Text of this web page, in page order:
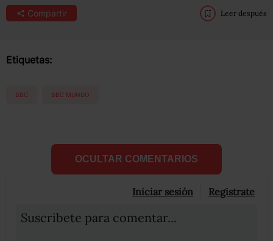
Compartir Leer después
Etiquetas:
BBC BBC MUNDO
OCULTAR COMENTARIOS
Iniciar sesión Registrate
Suscribete para comentar...